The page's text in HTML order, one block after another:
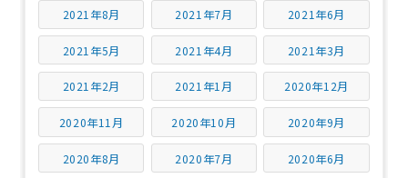
2021年8月 2021年7月 2021年6月
2021年5月 2021年4月 2021年3月
2021年2月 2021年1月 2020年12月
2020年11月 2020年10月 2020年9月
2020年8月 2020年7月 2020年6月